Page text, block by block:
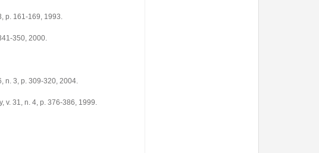
p. 161-169, 1993.
350, 2000.
n. 3, p. 309-320, 2004.
v. 31, n. 4, p. 376-386, 1999.